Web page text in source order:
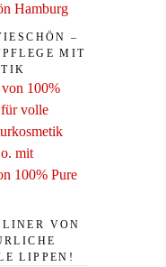
–
MIT
VON
LIPPEN!